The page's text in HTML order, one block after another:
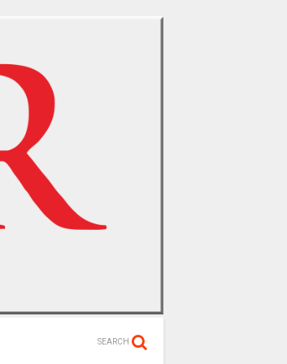
SEARCH